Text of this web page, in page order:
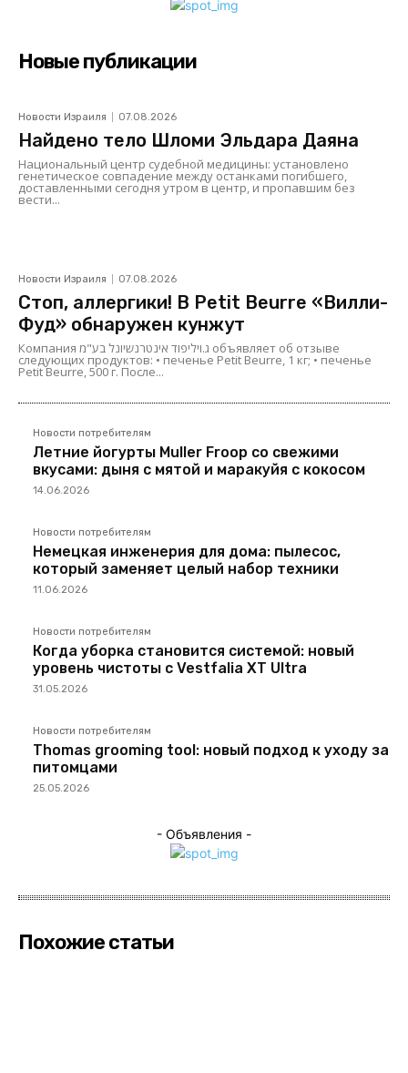
Новые публикации
Новости Израиля 07.08.2026
Найдено тело Шломи Эльдара Даяна
Национальный центр судебной медицины: установлено
генетическое совпадение между останками погибшего,
доставленными сегодня утром в центр, и пропавшим без
вести...
Новости Израиля 07.08.2026
Стоп, аллергики! В Petit Beurre «Вилли-
Фуд» обнаружен кунжут
Компания ג.ויליפוד אינטרנשיונל בע"מ объявляет об отзыве
следующих продуктов: • печенье Petit Beurre, 1 кг; • печенье
Petit Beurre, 500 г. После...
Новости потребителям
Летние йогурты Muller Froop со свежими
вкусами: дыня с мятой и маракуйя с кокосом
14.06.2026
Новости потребителям
Немецкая инженерия для дома: пылесос,
который заменяет целый набор техники
11.06.2026
Новости потребителям
Когда уборка становится системой: новый
уровень чистоты с Vestfalia XT Ultra
31.05.2026
Новости потребителям
Thomas grooming tool: новый подход к уходу за
питомцами
25.05.2026
- Объявления -
Похожие статьи